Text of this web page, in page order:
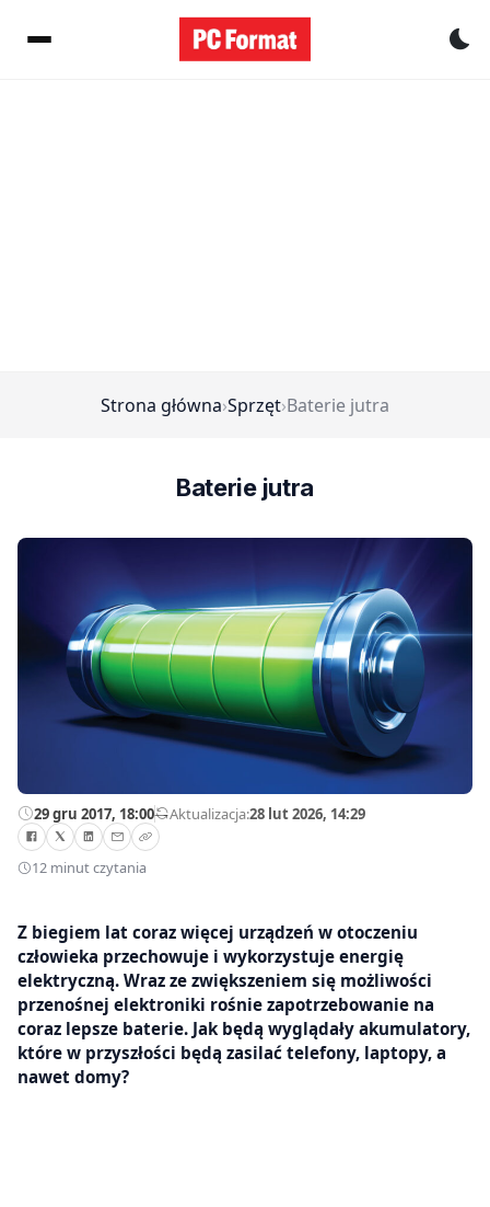
Strona główna›Sprzęt›Baterie jutra
Baterie jutra
29 gru 2017, 18:00—Aktualizacja:28 lut 2026, 14:29
12 minut czytania
Z biegiem lat coraz więcej urządzeń w otoczeniu
człowieka przechowuje i wykorzystuje energię
elektryczną. Wraz ze zwiększeniem się możliwości
przenośnej elektroniki rośnie zapotrzebowanie na
coraz lepsze baterie. Jak będą wyglądały akumulatory,
które w przyszłości będą zasilać telefony, laptopy, a
nawet domy?